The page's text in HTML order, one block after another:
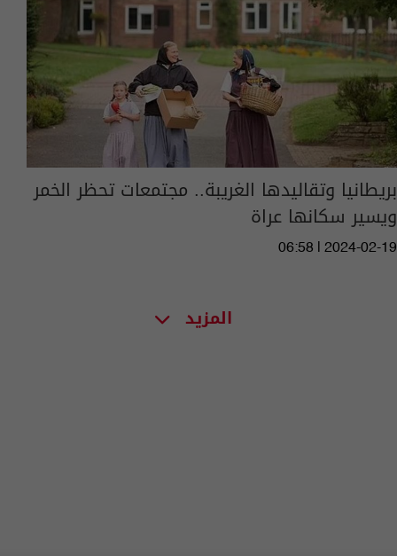
بريطانيا وتقاليدها الغريبة.. مجتمعات تحظر الخمر
ويسير سكانها عراة
06:58 | 2024-02-19
المزيد